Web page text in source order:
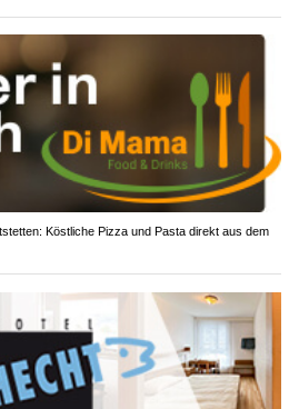
Köstliche Pizza und Pasta direkt aus dem